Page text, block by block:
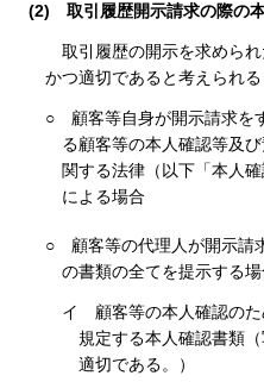
(2) 取引履歴開示請求の際の
取引履歴の開示を求めら
かつ適切であると考えられ
○
顧客等自身が開示請求を
る顧客等の本人確認等及
関する法律（以下「本人
による場合
○
顧客等の代理人が開示請
の書類の全てを提示する場
イ
顧客等の本人確認の
規定する本人確認書類
適切である。）